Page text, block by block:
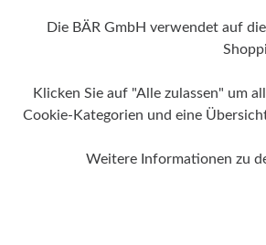
Rindnappaleder, Textil
Die BÄR GmbH verwendet auf
Klicken Sie auf "Alle zulassen" um
Cookie-Kategorien und eine
Weitere Informationen zu